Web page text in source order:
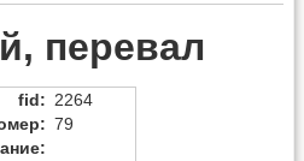
перевал
fid: 2264
: 79
: